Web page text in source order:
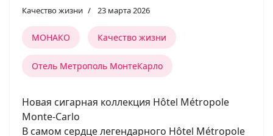
Качество жизни 23 марта 2026
МОНАКО Качество жизни
Отель Метрополь МонтеКарло
Новая сигарная коллекция Hôtel Métropole
Monte-Carlo
В самом сердце легендарного Hôtel Métropole